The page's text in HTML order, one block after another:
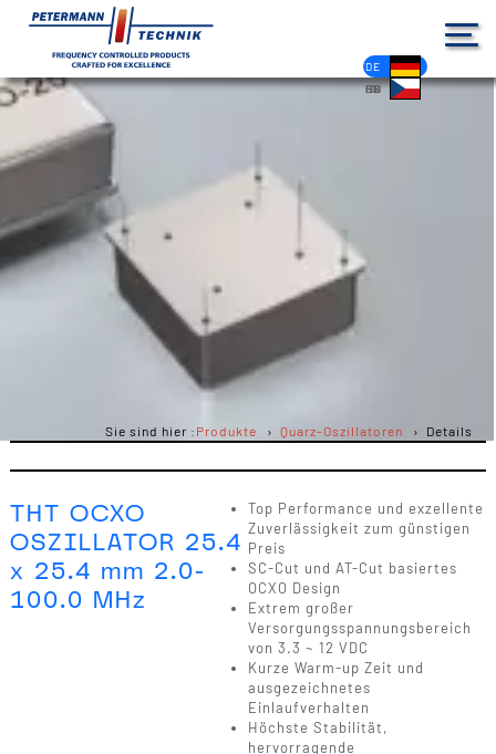
DE
EN
FR
ES
PL
IT
NL
HU
CS
Sie sind hier : Produkte Quarz-Oszillatoren Details
THT OCXO
OSZILLATOR 25.4
x 25.4 mm 2.0-
100.0 MHz
Top Performance und exzellente
Zuverlässigkeit zum günstigen
Preis
SC-Cut und AT-Cut basiertes
OCXO Design
Extrem großer
Versorgungsspannungsbereich
von 3.3 ~ 12 VDC
Kurze Warm-up Zeit und
ausgezeichnetes
Einlaufverhalten
Höchste Stabilität,
hervorragende